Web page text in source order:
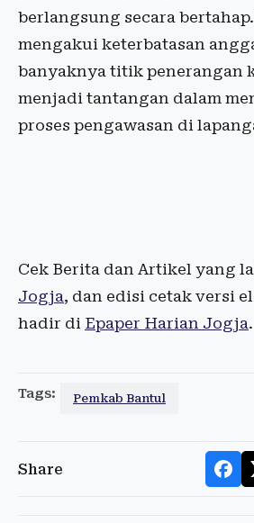
berlangsung secara
mengakui keterbatasan
banyaknya titik penerangan
menjadi tantangan dalam
proses pengawasan di
Cek Berita dan Artikel yang
Jogja, dan edisi cetak versi
hadir di Epaper Harian Jogja.
Tags: Pemkab Bantul
Share